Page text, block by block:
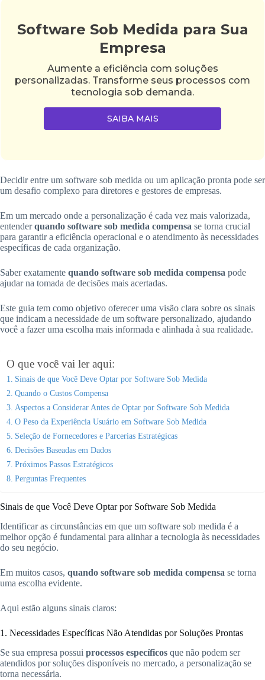
Software Sob Medida para Sua
Empresa
Aumente a eficiência com soluções
personalizadas. Transforme seus processos com
tecnologia sob demanda.
SAIBA MAIS
Decidir entre um software sob medida ou um aplicação pronta pode ser
um desafio complexo para diretores e gestores de empresas.
Em um mercado onde a personalização é cada vez mais valorizada,
entenderquando software sob medida compensa se torna crucial
para garantir a eficiência operacional e o atendimento às necessidades
específicas de cada organização.
Saber exatamente quando software sob medida compensa pode
ajudar na tomada de decisões mais acertadas.
Este guia tem como objetivo oferecer uma visão clara sobre os sinais
que indicam a necessidade de um software personalizado, ajudando
você a fazer uma escolha mais informada e alinhada à sua realidade.
O que você vai ler aqui:
Sinais de que Você Deve Optar por Software Sob Medida
Quando o Custos Compensa
Aspectos a Considerar Antes de Optar por Software Sob Medida
O Peso da Experiência Usuário em Software Sob Medida
Seleção de Fornecedores e Parcerias Estratégicas
Decisões Baseadas em Dados
Próximos Passos Estratégicos
Perguntas Frequentes
Sinais de que Você Deve Optar por Software Sob Medida
Identificar as circunstâncias em que um software sob medida é a
melhor opção é fundamental para alinhar a tecnologia às necessidades
do seu negócio.
Em muitos casos, quando software sob medida compensa se torna
uma escolha evidente.
Aqui estão alguns sinais claros:
1. Necessidades Específicas Não Atendidas por Soluções Prontas
Se sua empresa possui processos específicos que não podem ser
atendidos por soluções disponíveis no mercado, a personalização se
torna necessária.